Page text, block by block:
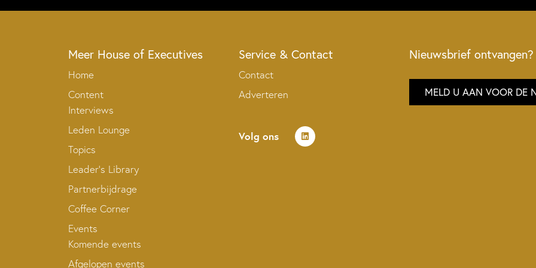
Meer House of Executives
Home
Content
Interviews
Leden Lounge
Topics
Leader’s Library
Partnerbijdrage
Coffee Corner
Events
Komende events
Afgelopen events
Service & Contact
Contact
Adverteren
Volg ons
Nieuwsbrief ontvangen?
MELD U AAN VOOR DE